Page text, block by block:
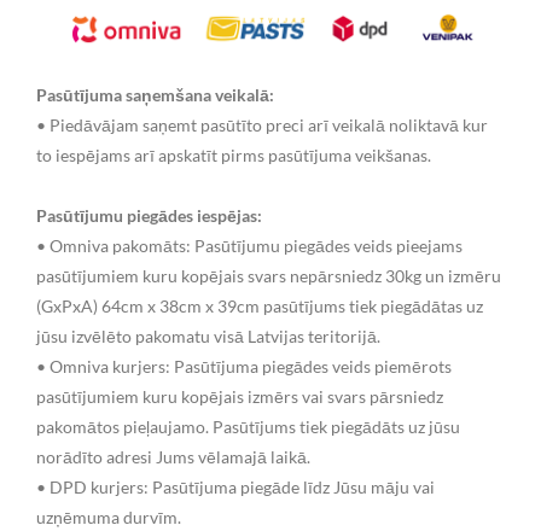
Pasūtījuma saņemšana veikalā:
• Piedāvājam saņemt pasūtīto preci arī veikalā noliktavā kur
to iespējams arī apskatīt pirms pasūtījuma veikšanas.
Pasūtījumu piegādes iespējas:
• Omniva pakomāts: Pasūtījumu piegādes veids pieejams
pasūtījumiem kuru kopējais svars nepārsniedz 30kg un izmēru
(GxPxA) 64cm x 38cm x 39cm pasūtījums tiek piegādātas uz
jūsu izvēlēto pakomatu visā Latvijas teritorijā.
• Omniva kurjers: Pasūtījuma piegādes veids piemērots
pasūtījumiem kuru kopējais izmērs vai svars pārsniedz
pakomātos pieļaujamo. Pasūtījums tiek piegādāts uz jūsu
norādīto adresi Jums vēlamajā laikā.
• DPD kurjers: Pasūtījuma piegāde līdz Jūsu māju vai
uzņēmuma durvīm.